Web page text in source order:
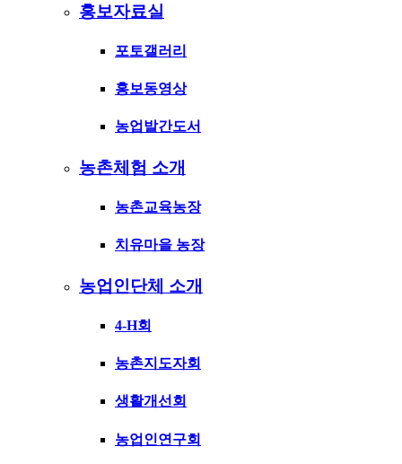
홍보자료실
포토갤러리
홍보동영상
농업발간도서
농촌체험 소개
농촌교육농장
치유마을 농장
농업인단체 소개
4-H회
농촌지도자회
생활개선회
농업인연구회